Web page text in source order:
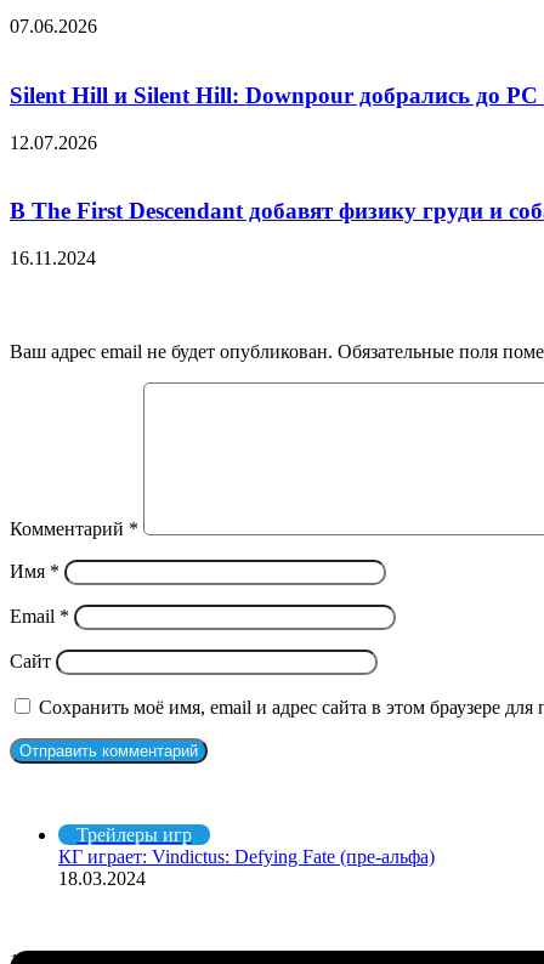
07.06.2026
Silent Hill и Silent Hill: Downpour добрались до
12.07.2026
В The First Descendant добавят физику груди и
16.11.2024
Ваш адрес email не будет опубликован. Обязательные поля
Комментарий *
Имя *
Email *
Сайт
Сохранить моё имя, email и адрес сайта в этом браузере
Трейлеры игр
КГ играет: Vindictus: Defying Fate (пре-альфа)
18.03.2024